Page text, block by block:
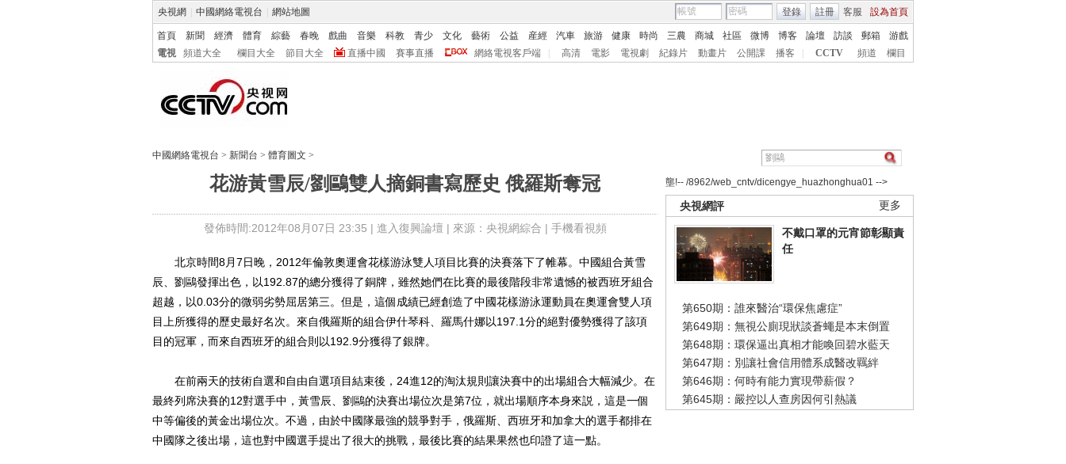
央視網 中國網絡電視台 網站地圖 客服 設為首頁
登錄 註冊
首頁 新聞 經濟 體育 綜藝 春晚 戲曲 音樂 科教 青少 文化 藝術 公益 産經 汽車 旅游 健康 時尚 三農 商城 社區 微博 博客 論壇 訪談 郵箱
游戲
電視
頻道大全 欄目大全 節目大全 直播中國 賽事直播 網絡電視客戶端 高清 電影 電視劇 紀錄片 動畫片 公開課 播客 CCTV 頻道 欄目
中國網絡電視台 > 新聞台 > 體育圖文 >
花游黃雪辰/劉鷗雙人摘銅書寫歷史 俄羅斯奪冠
發佈時間:2012年08月07日 23:35 | 進入復興論壇 | 來源：央視網綜合 | 手機看視頻
壟!-- /8962/web_cntv/dicengye_huazhonghua01 -->
更多
央視網評
不戴口罩的元宵節彰顯責
任
第650期：誰來醫治“環保焦慮症”
第649期：無視公廁現狀談蒼蠅是本末倒置
第648期：環保逼出真相才能喚回碧水藍天
第647期：別讓社會信用體系成醫改羈絆
第646期：何時有能力實現帶薪假？
第645期：嚴控以人查房因何引熱議
北京時間8月7日晚，2012年倫敦奧運會花樣游泳雙人項目比賽的決賽落下了帷幕。中國組合黃雪
辰、劉鷗發揮出色，以192.87的總分獲得了銅牌，雖然她們在比賽的最後階段非常遺憾的被西班牙組合
超越，以0.03分的微弱劣勢屈居第三。但是，這個成績已經創造了中國花樣游泳運動員在奧運會雙人項
目上所獲得的歷史最好名次。來自俄羅斯的組合伊什琴科、羅馬什娜以197.1分的絕對優勢獲得了該項
目的冠軍，而來自西班牙的組合則以192.9分獲得了銀牌。
在前兩天的技術自選和自由自選項目結束後，24進12的淘汰規則讓決賽中的出場組合大幅減少。在
最終列席決賽的12對選手中，黃雪辰、劉鷗的決賽出場位次是第7位，就出場順序本身來説，這是一個
中等偏後的黃金出場位次。不過，由於中國隊最強的競爭對手，俄羅斯、西班牙和加拿大的選手都排在
中國隊之後出場，這也對中國選手提出了很大的挑戰，最後比賽的結果果然也印證了這一點。